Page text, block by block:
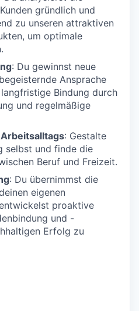
gründlich und
zu unseren attraktiven
um optimale
: Du gewinnst neue
Ansprache
Bindung durch
und regelmäßige
: Gestalte
selbst und finde die
Beruf und Freizeit.
: Du übernimmst die
eigenen
proaktive
und -
Erfolg zu